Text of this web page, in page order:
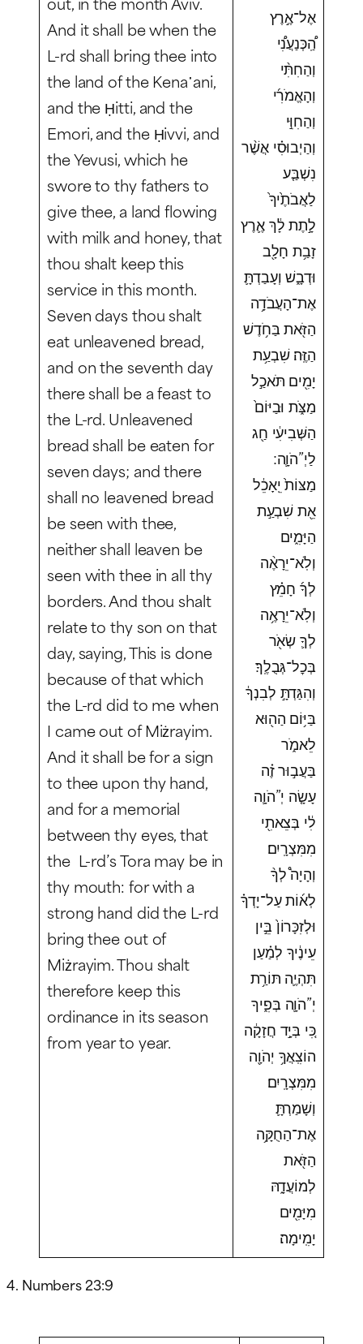
And it shall be when the
L-rd shall bring thee into
the land of the Kena῾ani,
and the Ḥitti, and the
Emori, and the Ḥivvi, and
the Yevusi, which he
swore to thy fathers to
give thee, a land flowing
with milk and honey, that
thou shalt keep this
service in this month.
Seven days thou shalt
eat unleavened bread,
and on the seventh day
there shall be a feast to
the L-rd. Unleavened
bread shall be eaten for
seven days; and there
shall no leavened bread
be seen with thee,
neither shall leaven be
seen with thee in all thy
borders. And thou shalt
relate to thy son on that
day, saying, This is done
because of that which
the L-rd did to me when
I came out of Miżrayim.
And it shall be for a sign
to thee upon thy hand,
and for a memorial
between thy eyes, that
the L-rd’s Tora may be in
thy mouth: for with a
strong hand did the L-rd
bring thee out of
Miżrayim. Thou shalt
therefore keep this
ordinance in its season
from year to year.
אֶל־אֶ֣רֶץ
הַֽ֠כְּנַעֲנִ֠י
וְהַחִתִּ֨י
וְהָאֱמֹרִ֜י
וְהַחִוִּ֣י
וְהַיְבוּסִ֗י אֲשֶׁ֨ר
נִשְׁבַּ֤ע
לַאֲבֹתֶ֙יךָ֙
לָ֣תֶת לָ֔ךְ אֶ֛רֶץ
זָבַ֥ת חָלָ֖ב
וּדְבָ֑שׁ וְעָבַדְתָּ֛
אֶת־הָעֲבֹדָ֥ה
הַזֹּ֖את בַּחֹ֥דֶשׁ
הַזֶּֽה׃ שִׁבְעַ֥ת
יָמִ֖ים תֹּאכַ֣ל
מַצֹּ֑ת וּבַיּוֹם֙
הַשְּׁבִיעִ֔י חַ֖ג
לַיְ”הֹוָ֛ה ׃
מַצּוֹת֙ יֵֽאָכֵ֔ל
אֵ֖ת שִׁבְעַ֣ת
הַיָּמִ֑ים
וְלֹֽא־יֵרָאֶ֨ה
לְךָ֜ חָמֵ֗ץ
וְלֹֽא־יֵרָאֶ֥ה
לְךָ֛ שְׂאֹ֖ר
בְּכׇל־גְּבֻלֶֽךָ׃
וְהִגַּדְתָּ֣ לְבִנְךָ֔
בַּיּ֥וֹם הַה֖וּא
לֵאמֹ֑ר
בַּעֲב֣וּר זֶ֗ה
עָשָׂ֤ה יְ”הֹוָ֛ה
לִ֔י בְּצֵאתִ֖י
מִמִּצְרָֽיִם׃
וְהָיָה֩ לְךָ֨
לְא֜וֹת עַל־יָדְךָ֗
וּלְזִכָּרוֹן֙ בֵּ֣ין
עֵינֶ֔יךָ לְמַ֗עַן
תִּהְיֶ֛ה תּוֹרַ֥ת
יְ”הֹוָ֛ה בְּפִ֑יךָ
כִּ֚י בְּיָ֣ד חֲזָקָ֔ה
הוֹצִֽאֲךָ֥ יְהֹוָ֖ה
מִמִּצְרָֽיִם׃
וְשָׁמַרְתָּ֛
אֶת־הַחֻקָּ֥ה
הַזֹּ֖את
לְמוֹעֲדָ֑הּ
מִיָּמִ֖ים
יָמִֽימָה׃
4. Numbers 23:9